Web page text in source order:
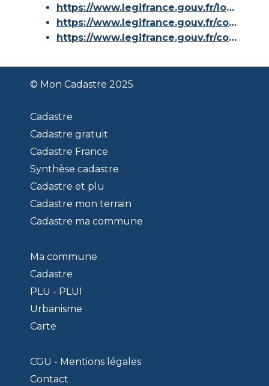
https://www.legifrance.gouv.fr/loda/id/JORFTEXT000000686267/
https://www.legifrance.gouv.fr/codes/article_lc/LEGIARTI000036588629/
https://www.legifrance.gouv.fr/codes/id/LEGISCTA000006180153/
© Mon Cadastre 2025
Cadastre
Cadastre gratuit
Cadastre France
Synthèse cadastre
Cadastre et plu
Cadastre mon terrain
Cadastre ma commune
Ma commune
Cadastre
PLU - PLUI
Urbanisme
Carte
CGU - Mentions légales
Contact